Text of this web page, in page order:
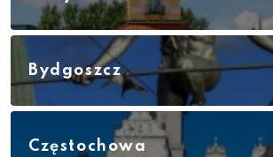
Bydgoszcz
Częstochowa